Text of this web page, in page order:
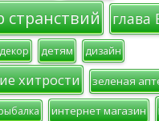
странствий глава
детям дизайн
хитрости зеленая
интернет магазин